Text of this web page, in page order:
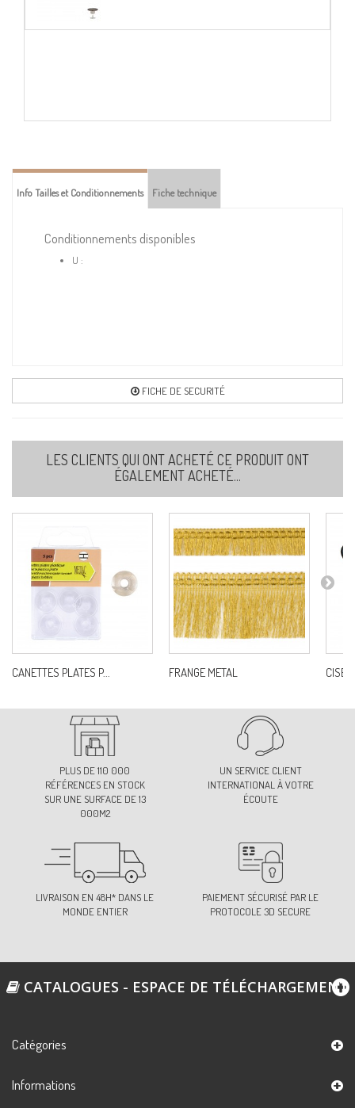
Info Tailles et Conditionnements Fiche technique
Conditionnements disponibles
U :
FICHE DE SECURITÉ
LES CLIENTS QUI ONT ACHETÉ CE PRODUIT ONT
ÉGALEMENT ACHETÉ...
CANETTES PLATES P... FRANGE METAL
PLUS DE 110 000
RÉFÉRENCES EN STOCK
SUR UNE SURFACE DE 13
000M2
UN SERVICE CLIENT
INTERNATIONAL À VOTRE
ÉCOUTE
LIVRAISON EN 48H* DANS LE
MONDE ENTIER
PAIEMENT SÉCURISÉ PAR LE
PROTOCOLE 3D SECURE
CATALOGUES - ESPACE DE TÉLÉCHARGEMENT
Catégories
Informations